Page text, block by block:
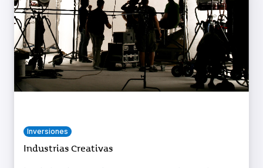
Inversiones
Industrias Creativas